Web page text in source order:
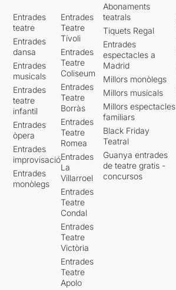
Entrades
teatre
Entrades
dansa
Entrades
musicals
Entrades
teatre
infantil
Entrades
òpera
Entrades
improvisació
Entrades
monòlegs
Entrades
Teatre
Tívoli
Entrades
Teatre
Coliseum
Entrades
Teatre
Borràs
Entrades
Teatre
Romea
Entrades
La
Villarroel
Entrades
Teatre
Condal
Entrades
Teatre
Victòria
Entrades
Teatre
Apolo
Abonaments
teatrals
Tiquets Regal
Entrades
espectacles a
Madrid
Millors monòlegs
Millors musicals
Millors espectacles
familiars
Black Friday
Teatral
Guanya entrades
de teatre gratis -
concursos